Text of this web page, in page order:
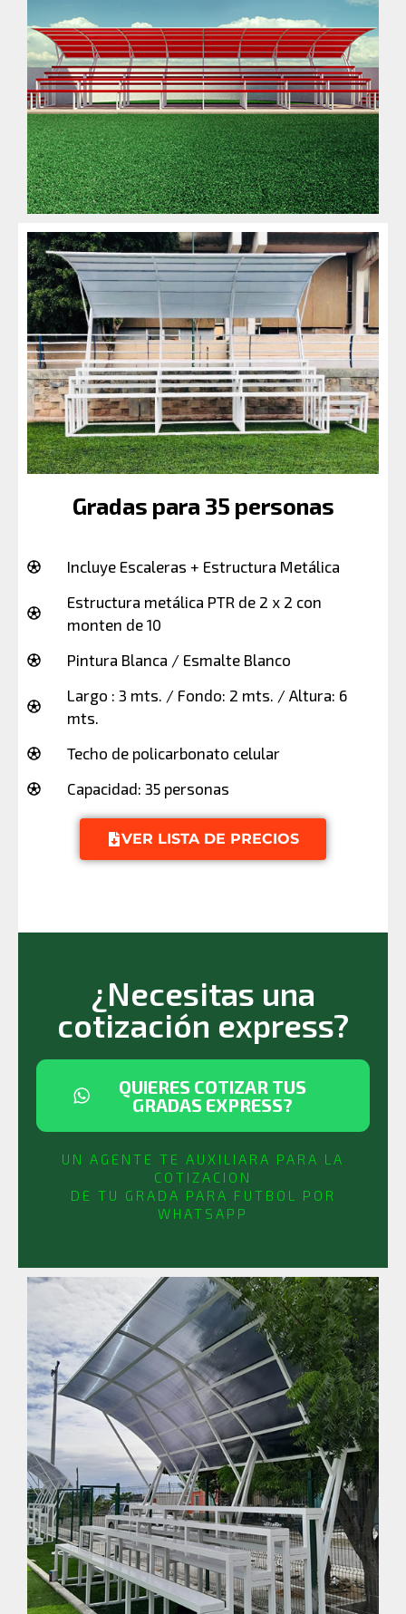
Gradas para 35 personas
Incluye Escaleras + Estructura Metálica
Estructura metálica PTR de 2 x 2 con
monten de 10
Pintura Blanca / Esmalte Blanco
Largo : 3 mts. / Fondo: 2 mts. / Altura: 6
mts.
Techo de policarbonato celular
Capacidad: 35 personas
VER LISTA DE PRECIOS
¿Necesitas una
cotización express?
QUIERES COTIZAR TUS
GRADAS EXPRESS?
UN AGENTE TE AUXILIARA PARA LA
COTIZACION
DE TU GRADA PARA FUTBOL POR
WHATSAPP